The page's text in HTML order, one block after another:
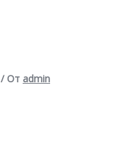
/ От admin